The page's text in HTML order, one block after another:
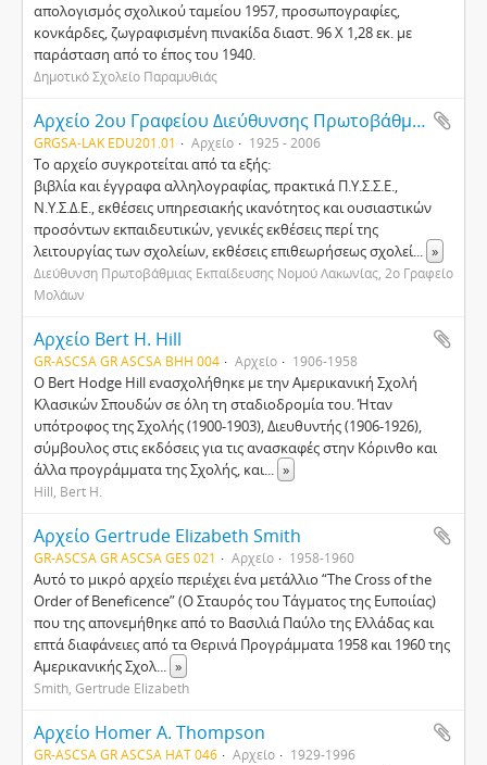
απολογισμός σχολικού ταμείου 1957, προσωπογραφίες,
κονκάρδες, ζωγραφισμένη πινακίδα διαστ. 96 Χ 1,28 εκ. με
παράσταση από το έπος του 1940.
Δημοτικό Σχολείο Παραμυθιάς
Αρχείο 2ου Γραφείου Διεύθυνσης Πρωτοβάθμιας Εκπαίδευσης Μολάων Λακωνίας
GRGSA-LAK EDU201.01 Αρχείο 1925 - 2006
Το αρχείο συγκροτείται από τα εξής:
βιβλία και έγγραφα αλληλογραφίας, πρακτικά Π.Υ.Σ.Σ.Ε.,
Ν.Υ.Σ.Δ.Ε., εκθέσεις υπηρεσιακής ικανότητος και ουσιαστικών
προσόντων εκπαιδευτικών, γενικές εκθέσεις περί της
λειτουργίας των σχολείων, εκθέσεις επιθεωρήσεως σχολεί... »
Διεύθυνση Πρωτοβάθμιας Εκπαίδευσης Νομού Λακωνίας, 2ο Γραφείο
Μολάων
Αρχείο Bert H. Hill
GR-ASCSA GR ASCSA BHH 004 Αρχείο 1906-1958
Ο Bert Hodge Hill ενασχολήθηκε με την Αμερικανική Σχολή
Κλασικών Σπουδών σε όλη τη σταδιοδρομία του. Ήταν
υπότροφος της Σχολής (1900-1903), Διευθυντής (1906-1926),
σύμβουλος στις εκδόσεις για τις ανασκαφές στην Κόρινθο και
άλλα προγράμματα της Σχολής, και... »
Hill, Bert H.
Αρχείο Gertrude Elizabeth Smith
GR-ASCSA GR ASCSA GES 021 Αρχείο 1958-1960
Αυτό το μικρό αρχείο περιέχει ένα μετάλλιο “The Cross of the
Order of Beneficence” (Ο Σταυρός του Τάγματος της Ευποιίας)
που της απονεμήθηκε από το Βασιλιά Παύλο της Ελλάδας και
επτά διαφάνειες από τα Θερινά Προγράμματα 1958 και 1960 της
Αμερικανικής Σχολ... »
Smith, Gertrude Elizabeth
Αρχείο Homer A. Thompson
GR-ASCSA GR ASCSA HAT 046 Αρχείο 1929-1996